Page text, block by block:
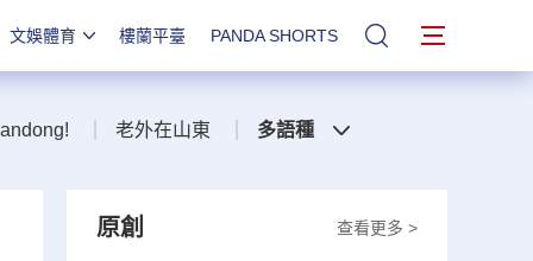
文娛體育 樓蘭平臺 PANDA SHORTS 站內搜索
老外在山東 多語種
查看更多 >
原創